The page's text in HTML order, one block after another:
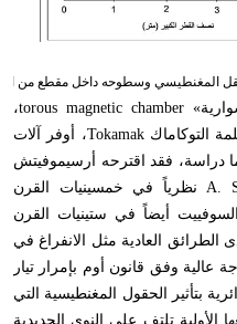
torous magnetic chamber،
التوكاماكTokamak، أوفر آلات
دراسة، فقد اقترحه أرسيموفيتش
A. نظرياً في خمسينيات القرن
أيضاً في ستينيات القرن
الطرائق العادية مثل الانفراغ في
عالية وفق قانون أوم بإمرار تيار
بتأثير الحقول المغنطيسية التي
الأولية تلتف على النوى الحديدية